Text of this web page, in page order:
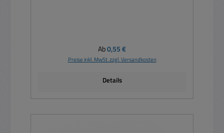
Regulärer Preis:
Ab0,55 €
Preise inkl. MwSt. zzgl. Versandkosten
Details